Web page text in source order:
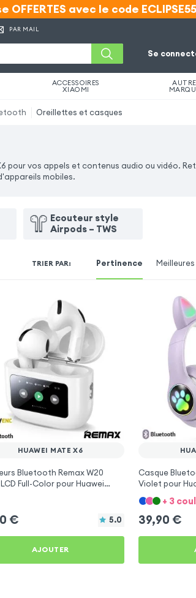
avec le code ECLIPSE55
avec le code ECLIPSE55
PAR MAIL
Se
ACCESSOIRES
XIAOMI
Oreillettes et casques
vos appels et contenus audio ou vidéo.
mobiles.
Ecouteur style
Airpods – TWS
TRIER PAR: Pertinence
HUAWEI MATE X6
Bluetooth Remax W20
Full-Color pour Huawei
€ 5.0
AJOUTER
Casque
Violet pour
+ 3
39,90 €